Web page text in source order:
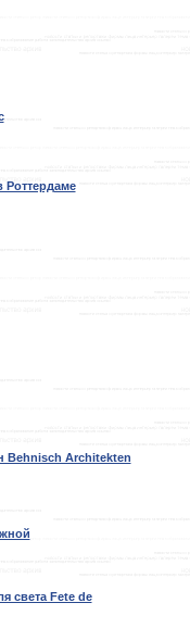
Behnisch Architekten
света Fete de